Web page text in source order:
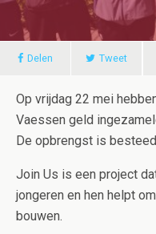
Delen Tweet
Op vrijdag 22 mei
Vaessen geld
De opbrengst is
Join Us is een project
jongeren en hen helpt
bouwen.